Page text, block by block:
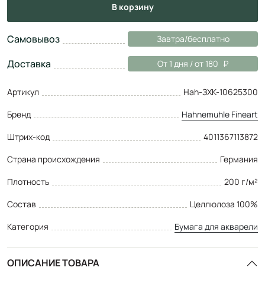
в корзину
Самовывоз Завтра/бесплатно
Доставка От 1 дня / от 180
Артикул
Hah-ЗХК-10625300
Бренд
Hahnemuhle Fineart
Штрих-код
4011367113872
Страна происхождения
Германия
Плотность
200 г/м²
Состав
Целлюлоза 100%
Категория
Бумага для акварели
ОПИСАНИЕ ТОВАРА